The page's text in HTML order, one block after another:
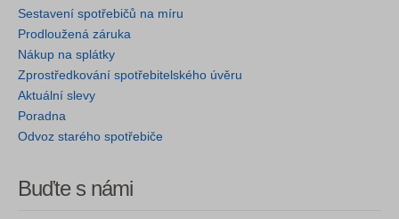
Sestavení spotřebičů na míru
Prodloužená záruka
Nákup na splátky
Zprostředkování spotřebitelského úvěru
Aktuální slevy
Poradna
Odvoz starého spotřebiče
Buďte s námi